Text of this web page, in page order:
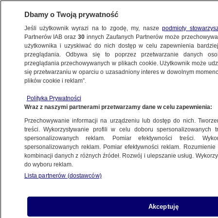
BIZNES
Z KRAJU
pod koniec miesiąca otrzyma niższą pensję
niż w grudniu
25.01.2022, 17:57
Udostępnij
Dbamy o Twoją prywatność
Jeśli użytkownik wyrazi na to zgodę, my, naszepodmioty
Partnerów IAB oraz30 innych Zaufanych Partnerów może
użytkownika i uzyskiwać do nich dostęp w celu zapewnienia
przeglądania. Odbywa się to poprzez przetwarzanie danych
przeglądania przechowywanych w plikach cookie. Użytkownik może
się przetwarzaniu w oparciu o uzasadniony interes w dowolnym
plików cookie i reklam”.
Polityka Prywatności
Wraz z naszymi partnerami przetwarzamy dane w celu zapewnienia:
Przechowywanie informacji na urządzeniu lub dostęp do nich.
treści. Wykorzystywanie profili w celu doboru spersonalizowanych
spersonalizowanych reklam. Pomiar efektywności treści.
spersonalizowanych reklam. Pomiar efektywności reklam.
kombinacji danych z różnych źródeł. Rozwój i ulepszanie usług.
do wyboru reklam.
Lista partnerów (dostawców)
Akceptuję